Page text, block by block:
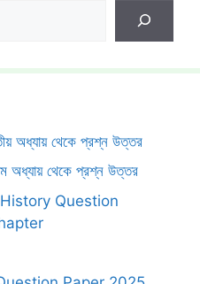
অধ্যায় থেকে প্রশ্ন উত্তর
অধ্যায় থেকে প্রশ্ন উত্তর
Question